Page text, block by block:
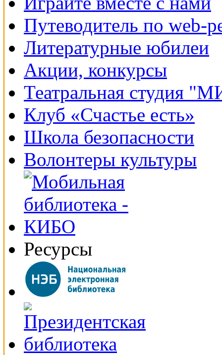
Путеводитель по web-
Литературные юбилеи
Акции, конкурсы
Театральная студия
Клуб «Счастье есть»
Школа безопасности
Волонтеры культуры
Ресурсы